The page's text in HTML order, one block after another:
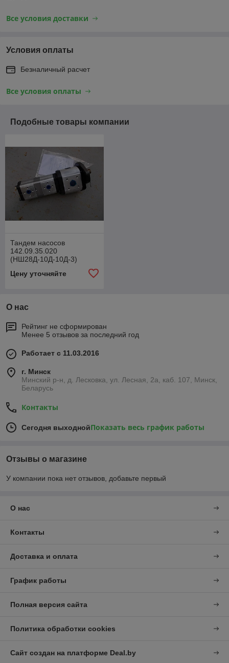
Все условия доставки
Условия оплаты
Безналичный расчет
Все условия оплаты
Подобные товары компании
Тандем насосов
142.09.35.020
(НШ28Д-10Д-10Д-3)
Цену уточняйте
О нас
Рейтинг не сформирован
Менее 5 отзывов за последний год
Работает с 11.03.2016
г. Минск
Минский р-н, д. Лесковка, ул. Лесная, 2а, каб. 107, Минск,
Беларусь
Контакты
Сегодня выходнойПоказать весь график работы
Отзывы о магазине
У компании пока нет отзывов, добавьте первый
О нас
Контакты
Доставка и оплата
График работы
Полная версия сайта
Политика обработки cookies
Сайт создан на платформе Deal.by